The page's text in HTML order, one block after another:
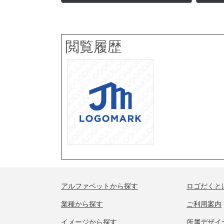
閲覧履歴
アルファベットから探す
業種から探す
イメージから探す
ロゴだくと
ご利用案内
所属デザイ